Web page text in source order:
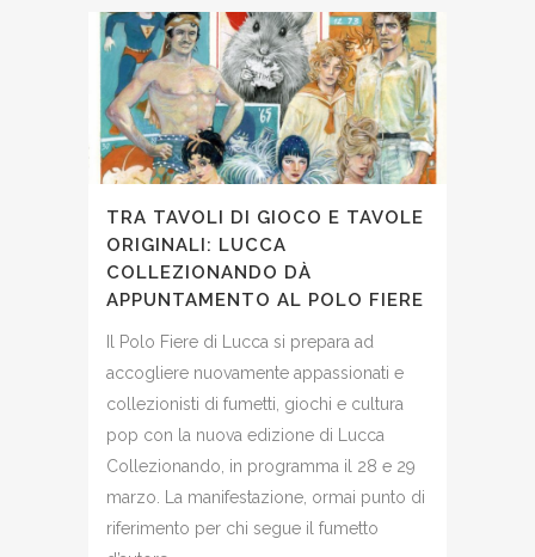
TRA TAVOLI DI GIOCO E TAVOLE
ORIGINALI: LUCCA
COLLEZIONANDO DÀ
APPUNTAMENTO AL POLO FIERE
Il Polo Fiere di Lucca si prepara ad
accogliere nuovamente appassionati e
collezionisti di fumetti, giochi e cultura
pop con la nuova edizione di Lucca
Collezionando, in programma il 28 e 29
marzo. La manifestazione, ormai punto di
riferimento per chi segue il fumetto